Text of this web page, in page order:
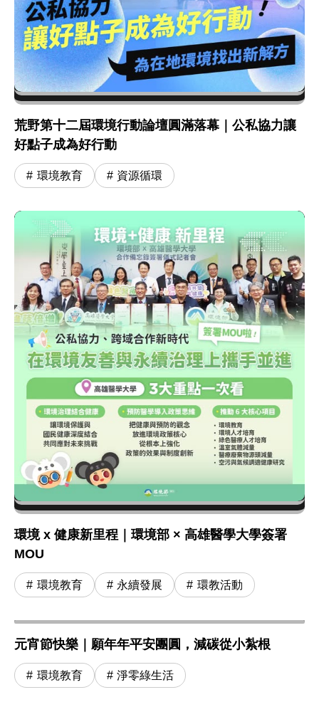
荒野第十二屆環境行動論壇圓滿落幕｜公私協力讓
好點子成為好行動
環境教育 資源循環
環境 x 健康新里程｜環境部 × 高雄醫學大學簽署
MOU
環境教育 永續發展 環教活動
元宵節快樂｜願年年平安團圓，減碳從小紮根
環境教育 淨零綠生活